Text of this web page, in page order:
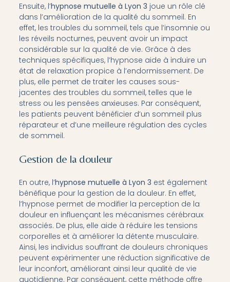
Ensuite, l’hypnose mutuelle à Lyon 3 joue un rôle clé
dans l’amélioration de la qualité du sommeil. En
effet, les troubles du sommeil, tels que l’insomnie ou
les réveils nocturnes, peuvent avoir un impact
considérable sur la qualité de vie. Grâce à des
techniques spécifiques, l’hypnose aide à induire un
état de relaxation propice à l’endormissement. De
plus, elle permet de traiter les causes sous-
jacentes des troubles du sommeil, telles que le
stress ou les pensées anxieuses. Par conséquent,
les patients peuvent bénéficier d’un sommeil plus
réparateur et d’une meilleure régulation des cycles
de sommeil.
Gestion de la douleur
En outre, l’hypnose mutuelle à Lyon 3 est également
bénéfique pour la gestion de la douleur. En effet,
l’hypnose permet de modifier la perception de la
douleur en influençant les mécanismes cérébraux
associés. De plus, elle aide à réduire les tensions
corporelles et à améliorer la détente musculaire.
Ainsi, les individus souffrant de douleurs chroniques
peuvent expérimenter une réduction significative de
leur inconfort, améliorant ainsi leur qualité de vie
quotidienne. Par conséquent, cette méthode offre